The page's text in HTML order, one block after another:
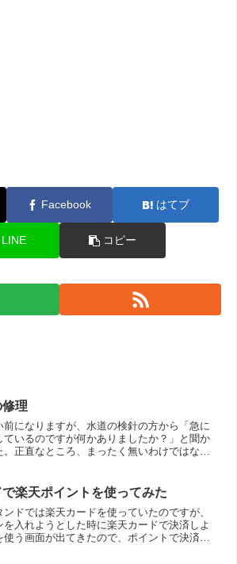
Facebook はてブ
LINE コピー
修理
になりますが、水道の検針の方から「急に
ているのですが何かありましたか？」と聞か
正直なところ、まったく無いわけではなか
楽天ポイントを使ってみた
ドでは楽天カードを使っていたのですが、
入れようとした時に楽天カードで決済しよ
う画面が出てきたので、ポイントで決済を